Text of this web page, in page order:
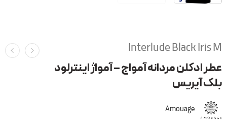
Interlude Black Iris M
عطر ادکلن مردانه آمواج – آمواژ اینترلود
بلک آیریس
Amouage